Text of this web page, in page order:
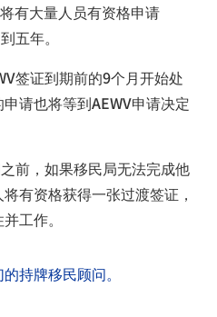
有大量人员有资格申请
五年。
签证到期前的9个月开始处
请也将等到AEWV申请决定
前，如果移民局无法完成他
有资格获得一张过渡签证，
工作。
持牌移民顾问。